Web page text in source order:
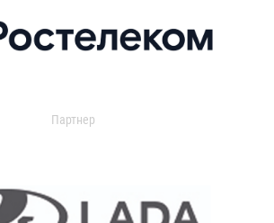
Партнер